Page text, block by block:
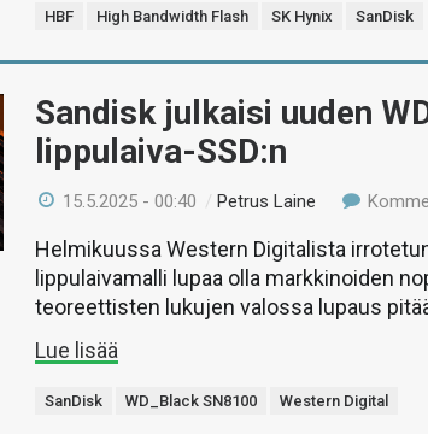
HBF High Bandwidth Flash SK Hynix SanDisk
Sandisk julkaisi uuden
lippulaiva-SSD:n
15.5.2025 - 00:40 /Petrus Laine
Helmikuussa Western Digitalista
lippulaivamalli lupaa olla markkinoiden
teoreettisten lukujen valossa lupaus
Lue lisää
SanDisk WD_Black SN8100 Western Digital